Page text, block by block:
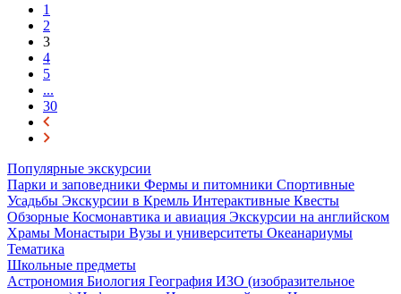
1
2
3
4
5
...
30
Популярные экскурсии
Парки и заповедники Фермы и питомники Спортивные
Усадьбы Экскурсии в Кремль Интерактивные Квесты
Обзорные Космонавтика и авиация Экскурсии на английском
Храмы Монастыри Вузы и университеты Океанариумы
Тематика
Школьные предметы
Астрономия Биология География ИЗО (изобразительное